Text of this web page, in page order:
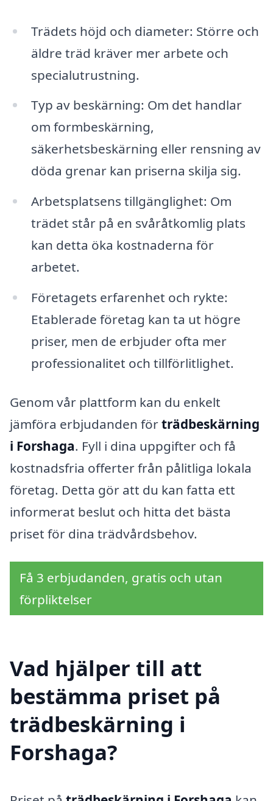
Trädets höjd och diameter: Större och
äldre träd kräver mer arbete och
specialutrustning.
Typ av beskärning: Om det handlar
om formbeskärning,
säkerhetsbeskärning eller rensning av
döda grenar kan priserna skilja sig.
Arbetsplatsens tillgänglighet: Om
trädet står på en svåråtkomlig plats
kan detta öka kostnaderna för
arbetet.
Företagets erfarenhet och rykte:
Etablerade företag kan ta ut högre
priser, men de erbjuder ofta mer
professionalitet och tillförlitlighet.
Genom vår plattform kan du enkelt
jämföra erbjudanden förträdbeskärning
i Forshaga. Fyll i dina uppgifter och få
kostnadsfria offerter från pålitliga lokala
företag. Detta gör att du kan fatta ett
informerat beslut och hitta det bästa
priset för dina trädvårdsbehov.
Få 3 erbjudanden, gratis och utan
förpliktelser
Vad hjälper till att
bestämma priset på
trädbeskärning i
Forshaga?